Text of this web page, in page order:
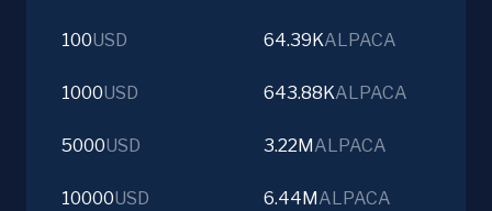
100USD 64.39KALPACA
1000USD 643.88KALPACA
5000USD 3.22M ALPACA
10000USD 6.44M ALPACA